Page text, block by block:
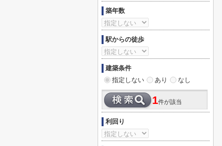
築年数
駅からの徒歩
建築条件
指定しない
あり なし
1件が該当
利回り